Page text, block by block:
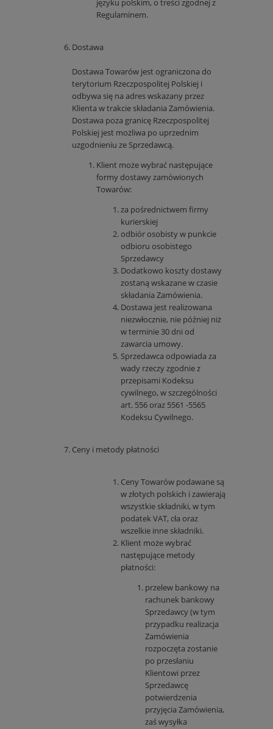
języku polskim, o treści zgodnej z
Regulaminem.
Dostawa
Dostawa Towarów jest ograniczona do
terytorium Rzeczpospolitej Polskiej i
odbywa się na adres wskazany przez
Klienta w trakcie składania Zamówienia.
Dostawa poza granicę Rzeczpospolitej
Polskiej jest możliwa po uprzednim
uzgodnieniu ze Sprzedawcą.
Klient może wybrać następujące
formy dostawy zamówionych
Towarów:
za pośrednictwem firmy
kurierskiej
odbiór osobisty w punkcie
odbioru osobistego
Sprzedawcy
Dodatkowo koszty dostawy
zostaną wskazane w czasie
składania Zamówienia.
Dostawa jest realizowana
niezwłocznie, nie później niż
w terminie 30 dni od
zawarcia umowy.
Sprzedawca odpowiada za
wady rzeczy zgodnie z
przepisami Kodeksu
cywilnego, w szczególności
art. 556 oraz 5561 -5565
Kodeksu Cywilnego.
Ceny i metody płatności
Ceny Towarów podawane są
w złotych polskich i zawierają
wszystkie składniki, w tym
podatek VAT, cła oraz
wszelkie inne składniki.
Klient może wybrać
następujące metody
płatności:
przelew bankowy na
rachunek bankowy
Sprzedawcy (w tym
przypadku realizacja
Zamówienia
rozpoczęta zostanie
po przesłaniu
Klientowi przez
Sprzedawcę
potwierdzenia
przyjęcia Zamówienia,
zaś wysyłka